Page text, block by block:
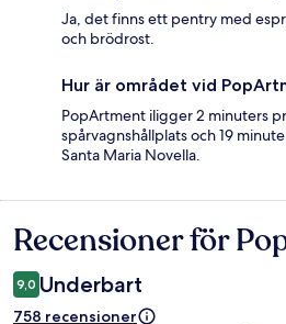
Ja, det finns ett pentry med
och brödrost.
Hur är området vid
PopArtment iligger 2 minuters
spårvagnshållplats och 19
Santa Maria Novella.
Recensioner
Recensioner för
9,0 Underbart
758 recensioner